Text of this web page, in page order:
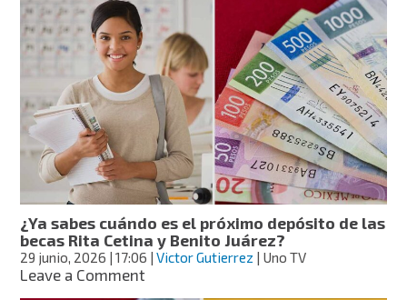
padres
de
familia!
Beca
Rita
Cetina
entregará
tarjetas
del
Banco
del
Bienestar
en
estas
fechas
¿Ya sabes cuándo es el próximo depósito de las
becas Rita Cetina y Benito Juárez?
29 junio, 2026 | 17:06 |Victor Gutierrez | Uno TV
Leave a Commenton